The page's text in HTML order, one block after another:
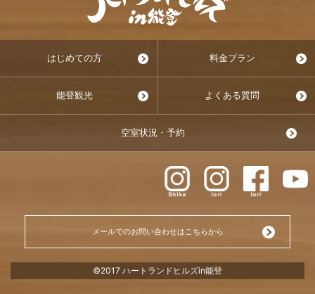
はじめての方 料金プラン
能登観光 よくある質問
空室状況・予約
メールでのお問い合わせはこちらから
©2017 ハートランドヒルズin能登